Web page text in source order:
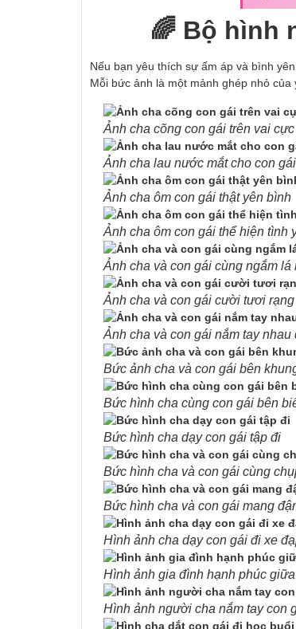
🌈 Bộ hình
Nếu bạn yêu thích sự ấm áp và bình
Mỗi bức ảnh là một mảnh ghép nhỏ
Ảnh cha cõng con gái trên vai
Ảnh cha lau nước mắt cho con
Ảnh cha ôm con gái thật yên bình
Ảnh cha ôm con gái thể hiện tình
Ảnh cha và con gái cùng ngắm lá
Ảnh cha và con gái cười tươi
Ảnh cha và con gái nắm tay nhau
Bức ảnh cha và con gái bên
Bức hình cha cùng con gái bên
Bức hình cha dạy con gái tập đi
Bức hình cha và con gái cùng
Bức hình cha và con gái mang
Hình ảnh cha dạy con gái đi xe
Hình ảnh gia đình hạnh phúc
Hình ảnh người cha nắm tay con